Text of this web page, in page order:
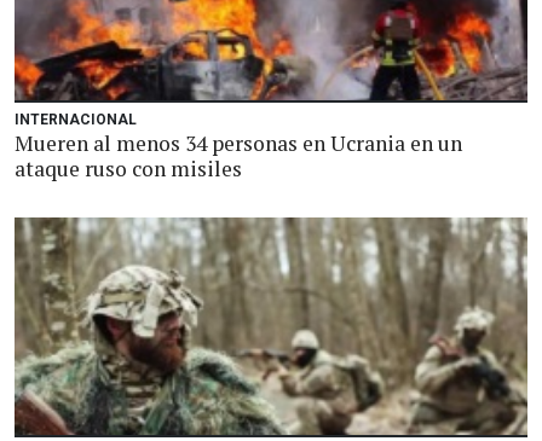
INTERNACIONAL
Mueren al menos 34 personas en Ucrania en un
ataque ruso con misiles